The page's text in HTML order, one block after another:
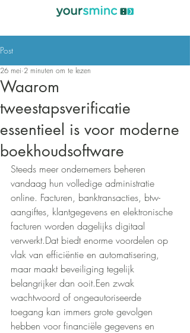
Post
Waarom
tweestapsverificatie
essentieel is voor moderne
boekhoudsoftware
26 mei 2 minuten om te lezen
Steeds meer ondernemers beheren
vandaag hun volledige administratie
online. Facturen, banktransacties, btw-
aangiftes, klantgegevens en elektronische
facturen worden dagelijks digitaal
verwerkt.Dat biedt enorme voordelen op
vlak van efficiëntie en automatisering,
maar maakt beveiliging tegelijk
belangrijker dan ooit.Een zwak
wachtwoord of ongeautoriseerde
toegang kan immers grote gevolgen
hebben voor financiële gegevens en